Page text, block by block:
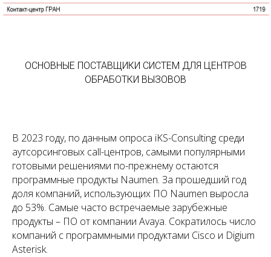
ОСНОВНЫЕ ПОСТАВЩИКИ СИСТЕМ ДЛЯ ЦЕНТРОВ
ОБРАБОТКИ ВЫЗОВОВ
В 2023 году, по данным опроса iKS-Consulting среди
аутсорсинговых call-центров, самыми популярными
готовыми решениями по-прежнему остаются
программные продукты Naumen. За прошедший год
доля компаний, использующих ПО Naumen выросла
до 53%. Самые часто встречаемые зарубежные
продукты – ПО от компании Avaya. Сократилось число
компаний с программными продуктами Cisco и Digium
Asterisk.